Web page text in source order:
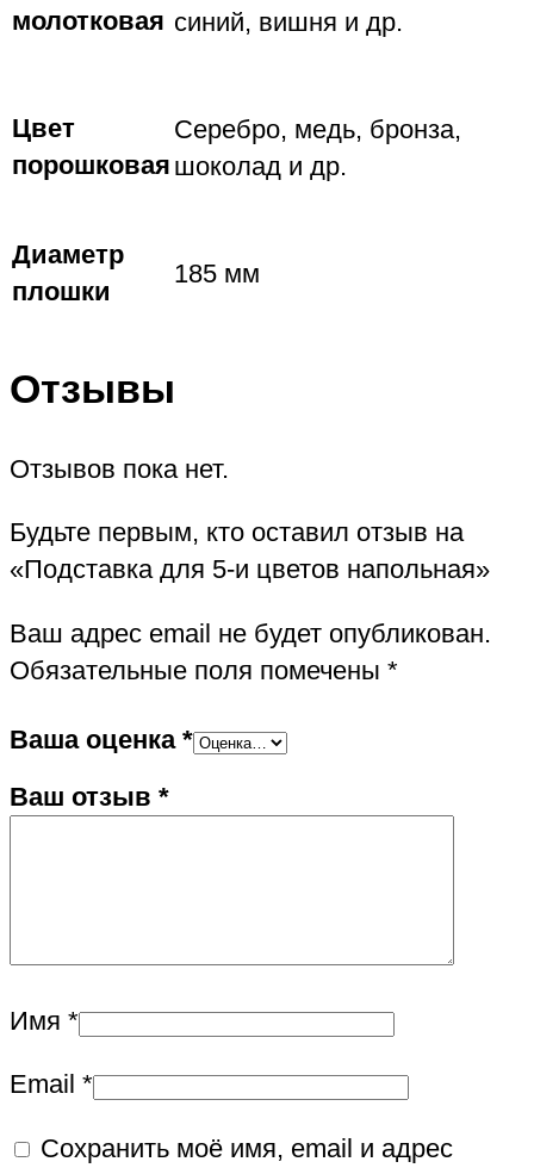
молотковая синий, вишня и др.
Цвет
порошковая
Серебро, медь, бронза,
шоколад и др.
Диаметр
плошки
185 мм
Отзывы
Отзывов пока нет.
Будьте первым, кто оставил отзыв на
«Подставка для 5-и цветов напольная»
Ваш адрес email не будет опубликован.
Обязательные поля помечены *
Ваша оценка *
Ваш отзыв *
Имя *
Email *
Сохранить моё имя, email и адрес